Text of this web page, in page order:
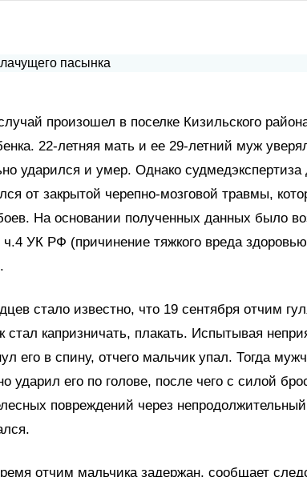
произошел в поселке Кизильского
22-летняя мать и ее 29-летний муж
ударился и умер. Однако судмедэкспертиза
от закрытой черепно-мозговой травмы,
На основании полученных данных было
ч.4 УК РФ (причинение тяжкого вреда
стало известно, что 19 сентября отчим
стал капризничать, плакать. Испытывая
его в спину, отчего мальчик упал. Тогда
ударил его по голове, после чего с силой
повреждений через
отчим мальчика задержан, сообщает